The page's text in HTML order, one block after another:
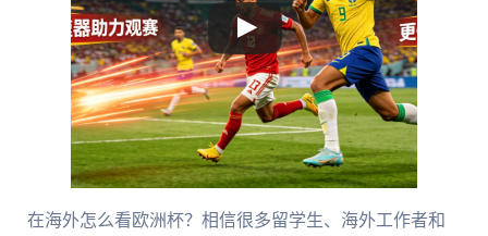
在海外怎么看欧洲杯？相信很多留学生、海外工作者和